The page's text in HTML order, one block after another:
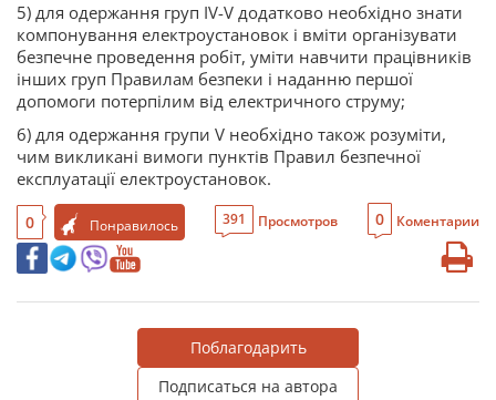
5) для одержання груп IV-V додатково необхідно знати
компонування електроустановок і вміти організувати
безпечне проведення робіт, уміти навчити працівників
інших груп Правилам безпеки і наданню першої
допомоги потерпілим від електричного струму;
6) для одержання групи V необхідно також розуміти,
чим викликані вимоги пунктів Правил безпечної
експлуатації електроустановок.
0 Понравилось 391 Просмотров 0 Коментарии
Поблагодарить
Подписаться на автора